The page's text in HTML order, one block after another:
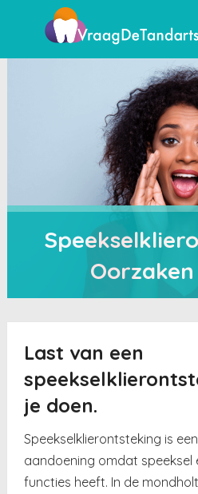
Last van een
je doen.
Speekselklierontsteking is
aandoening omdat speeksel
functies heeft. In de